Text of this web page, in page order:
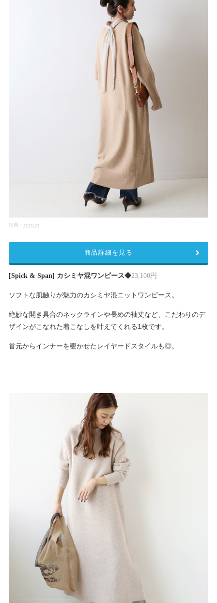
出典： zozo.jp
[Spick & Span] カシミヤ混ワンピース◆23,100円
ソフトな肌触りが魅力のカシミヤ混ニットワンピース。
絶妙な開き具合のネックラインや長めの袖丈など、こだわりのデ
ザインがこなれた着こなしを叶えてくれる1枚です。
首元からインナーを覗かせたレイヤードスタイルも◎。
商品詳細を見る